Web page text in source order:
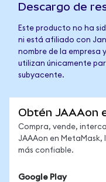
Descargo de
Este producto no ha
ni está afiliado con
nombre de la empresa
utilizan únicamente
subyacente.
Obtén JAAAon
Compra, vende,
JAAAon en
más confiable.
Google Play